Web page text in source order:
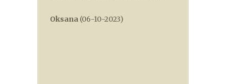
Oksana (06-10-2023)